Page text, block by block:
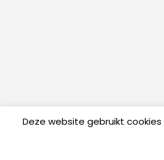
Deze website gebruikt